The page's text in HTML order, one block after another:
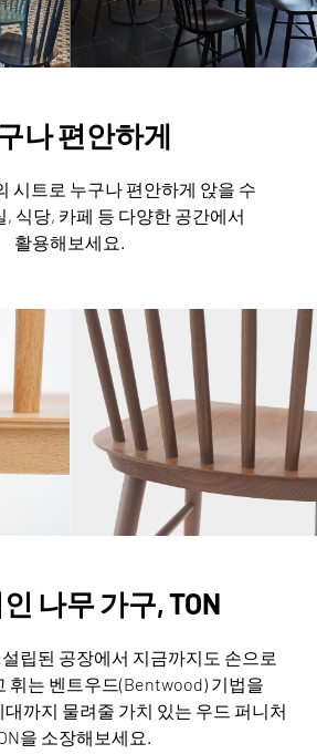
나 편안하게
시트로 누구나 편안하게 앉을 수
, 식당, 카페 등 다양한 공간에서
활용해보세요.
나무 가구, TON
설립된 공장에서 지금까지도 손으로
휘는 벤트우드(Bentwood) 기법을
대까지 물려줄 가치 있는 우드 퍼니처
을 소장해보세요.